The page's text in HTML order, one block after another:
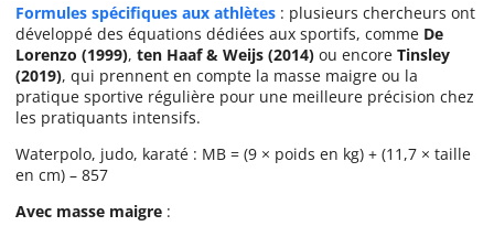
Formules spécifiques aux athlètes : plusieurs chercheurs ont
développé des équations dédiées aux sportifs, comme De
Lorenzo (1999), ten Haaf & Weijs (2014) ou encore Tinsley
(2019), qui prennent en compte la masse maigre ou la
pratique sportive régulière pour une meilleure précision chez
les pratiquants intensifs.
Waterpolo, judo, karaté : MB = (9 × poids en kg) + (11,7 × taille
en cm) – 857
Avec masse maigre :